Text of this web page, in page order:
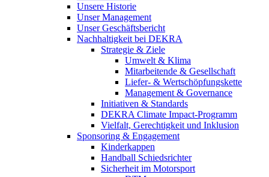
Unsere Historie
Unser Management
Unser Geschäftsbericht
Nachhaltigkeit bei DEKRA
Strategie & Ziele
Umwelt & Klima
Mitarbeitende & Gesellschaft
Liefer- & Wertschöpfungskette
Management & Governance
Initiativen & Standards
DEKRA Climate Impact-Programm
Vielfalt, Gerechtigkeit und Inklusion​
Sponsoring & Engagement
Kinderkappen
Handball Schiedsrichter
Sicherheit im Motorsport